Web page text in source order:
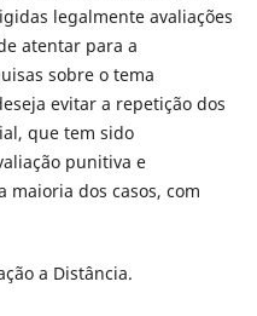
legalmente avaliações
atentar para a
sobre o tema
evitar a repetição dos
que tem sido
punitiva e
dos casos, com
a Distância.